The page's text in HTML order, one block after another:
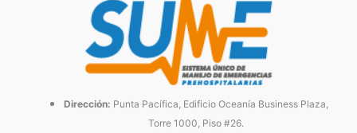
Dirección: Punta Pacífica, Edificio Oceanía Business Plaza,
Torre 1000, Piso #26.